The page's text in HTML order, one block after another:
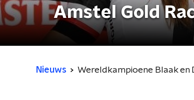
Amstel Gold
Nieuws Wereldkampioene Blaak en